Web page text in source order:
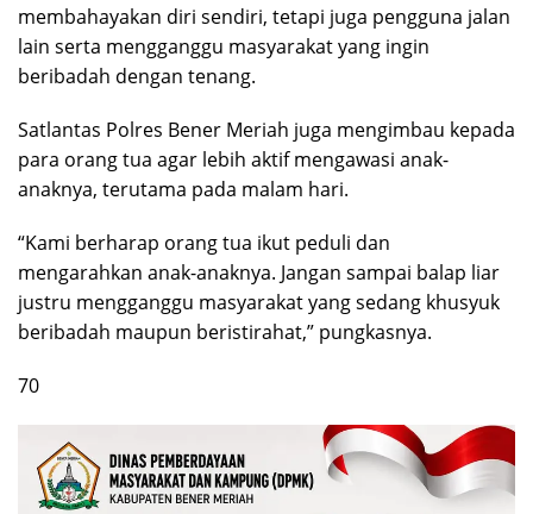
membahayakan diri sendiri, tetapi juga pengguna jalan
lain serta mengganggu masyarakat yang ingin
beribadah dengan tenang.
Satlantas Polres Bener Meriah juga mengimbau kepada
para orang tua agar lebih aktif mengawasi anak-
anaknya, terutama pada malam hari.
“Kami berharap orang tua ikut peduli dan
mengarahkan anak-anaknya. Jangan sampai balap liar
justru mengganggu masyarakat yang sedang khusyuk
beribadah maupun beristirahat,” pungkasnya.
70